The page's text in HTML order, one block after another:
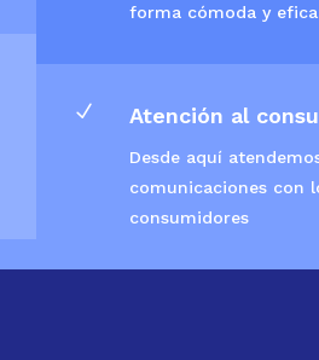
forma cómoda y
N Atención al
Desde aquí
comunicaciones con
consumidores